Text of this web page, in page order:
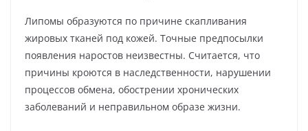
Липомы образуются по причине скапливания
жировых тканей под кожей. Точные предпосылки
появления наростов неизвестны. Считается, что
причины кроются в наследственности, нарушении
процессов обмена, обострении хронических
заболеваний и неправильном образе жизни.